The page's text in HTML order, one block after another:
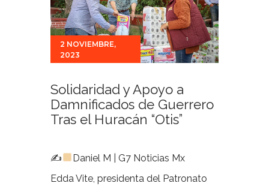
Noticias
Para ti
Contacto
2 NOVIEMBRE,
2023
Solidaridad y Apoyo a
Damnificados de Guerrero
Tras el Huracán “Otis”
✍
Daniel M | G7 Noticias Mx
Edda Vite, presidenta del Patronato